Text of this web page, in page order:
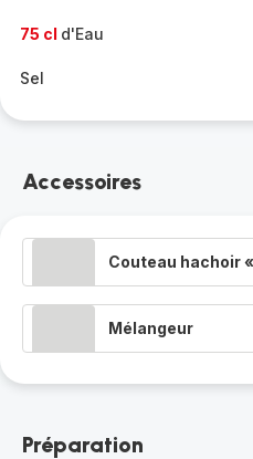
75 cl d'Eau
Sel
Accessoires
Couteau hachoir
Mélangeur
Préparation